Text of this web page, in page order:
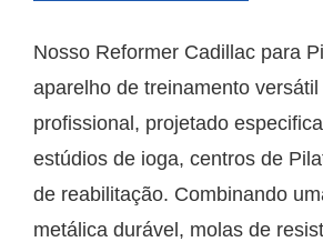
Nosso Reformer Cadillac para
aparelho de treinamento
profissional, projetado
estúdios de ioga, centros de
de reabilitação. Combinando
metálica durável, molas de